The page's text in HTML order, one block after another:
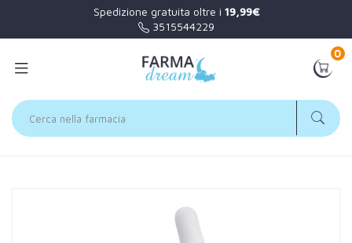
Spedizione gratuita oltre i 19,99€
3515544229
0
Riparatore 30 ml